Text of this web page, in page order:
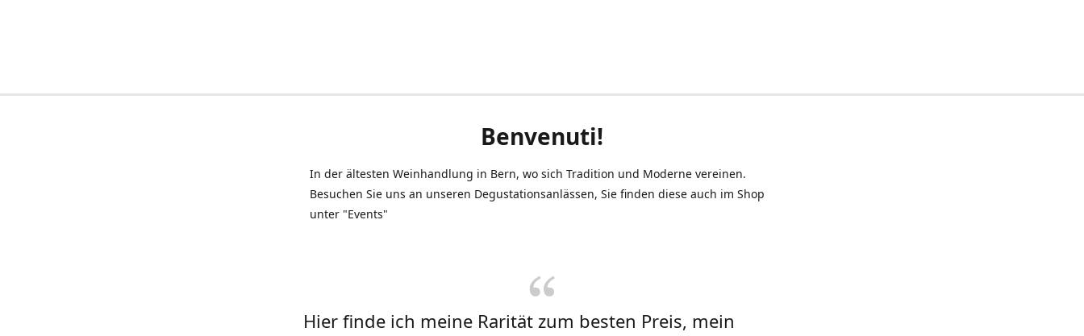
Benvenuti!
In der ältesten Weinhandlung in Bern, wo sich Tradition und Moderne vereinen.
Besuchen Sie uns an unseren Degustationsanlässen, Sie finden diese auch im Shop
unter "Events"
Hier finde ich meine Rarität zum besten Preis, mein